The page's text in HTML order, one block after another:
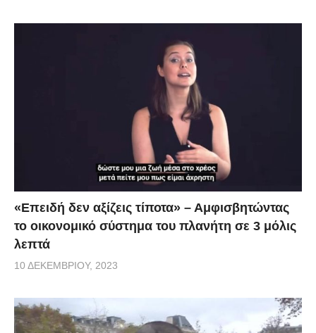
«Επειδή δεν αξίζεις τίποτα» – Αμφισβητώντας
το οικονομικό σύστημα του πλανήτη σε 3 μόλις
λεπτά
10 ΔΕΚΕΜΒΡΊΟΥ, 2023